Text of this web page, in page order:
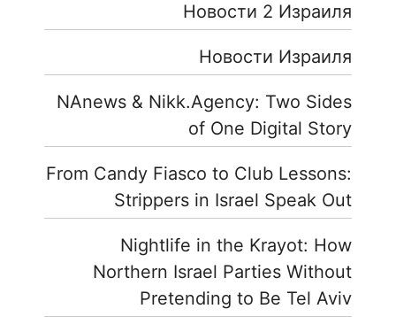
Новости 2 Израиля
Новости Израиля
NAnews & Nikk.Agency: Two Sides
of One Digital Story
From Candy Fiasco to Club Lessons:
Strippers in Israel Speak Out
Nightlife in the Krayot: How
Northern Israel Parties Without
Pretending to Be Tel Aviv